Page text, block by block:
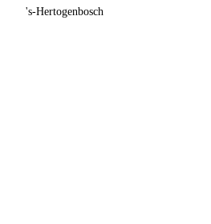
's-Hertogenbosch